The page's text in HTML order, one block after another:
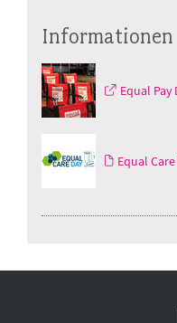
Informationen
Equal Pay
Equal